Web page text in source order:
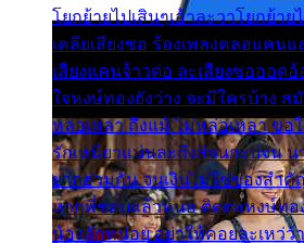
โยกย้ายไปเสินๆเอ้าละวาโยกย้าย
เคลียเสียงซอ ร้องเพลงคลอแคนแ
เสียงแคนจ้าวต่อ ละเสียงซอออด
ใจหงษ์ทองยังว่าง จะมีใครบ้าง ส
หล่อเหลา ถึงแม้ ไม่หล่อเหลา ขอ
รักเหนียวแน่นละถึงสิจนกะบ่จน
ยากฮ่วมกัน จนเงินไม่ใช่ของสำ
หากพี่ชอบแล้วหนอ ติดต่อหงษ์ทอ
น้องสักหน่อย อย่าให้คอยละเหว่ว้